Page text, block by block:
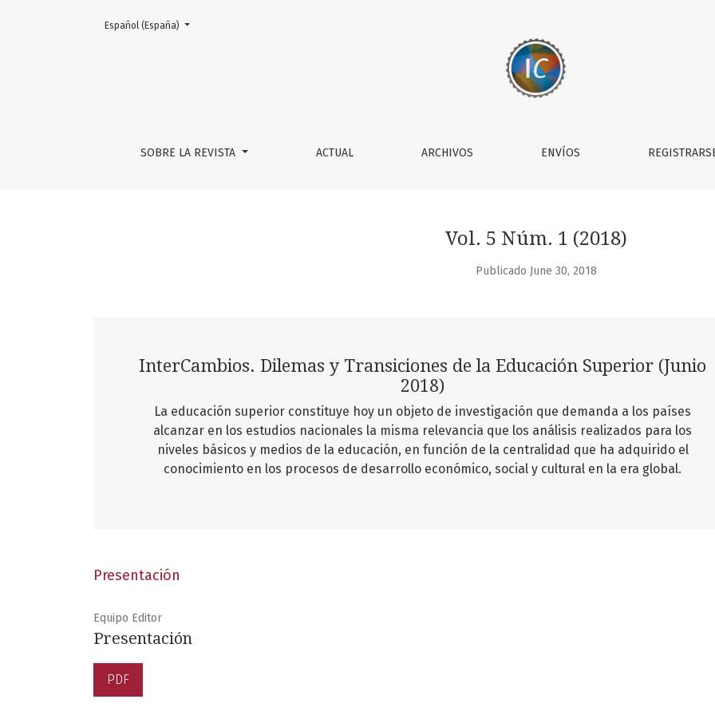
Vol. 5 Núm. 1 (2018): InterCambios. Dilemas y Transiciones de la Educación Superior (Junio 2018)
SOBRE LA REVISTA ACTUAL ARCHIVOS ENVÍOS
Cambiar el idioma. El actual es:
Español (España)
Vol. 5 Núm. 1 (2018)
Publicado June 30, 2018
InterCambios. Dilemas y Transiciones de la Educación Superior (Junio
2018)
La educación superior constituye hoy un objeto de investigación que demanda a los países
alcanzar en los estudios nacionales la misma relevancia que los análisis realizados para los
niveles básicos y medios de la educación, en función de la centralidad que ha adquirido el
conocimiento en los procesos de desarrollo económico, social y cultural en la era global.
Presentación
Equipo Editor
Presentación
PDF